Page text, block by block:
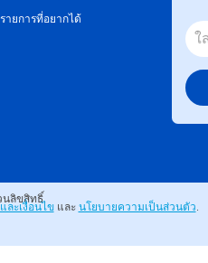
รายการที่อยากได้
นลิขสิทธิ์.
ะเงื่อนไขและ นโยบายความเป็นส่วนตัว